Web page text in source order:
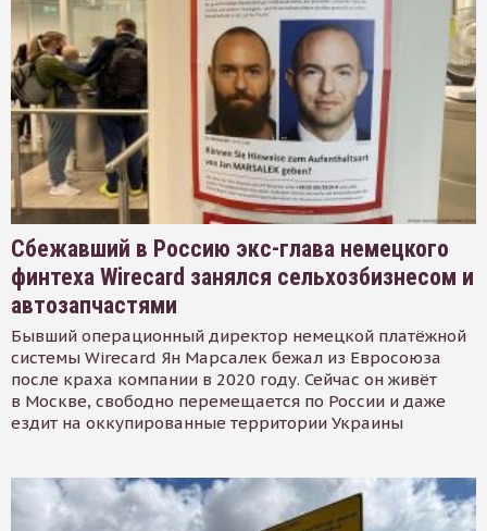
Сбежавший в Россию экс-глава немецкого
финтеха Wirecard занялся сельхозбизнесом и
автозапчастями
Бывший операционный директор немецкой платёжной
системы Wirecard Ян Марсалек бежал из Евросоюза
после краха компании в 2020 году. Сейчас он живёт
в Москве, свободно перемещается по России и даже
ездит на оккупированные территории Украины